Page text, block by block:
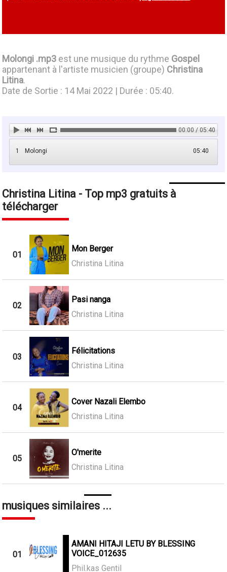
Molongi .mp3 est une musique du rythme Gospel
appartenant à l'artiste musicien (groupe) Christina
Litina.
Date de Sortie : 14 Mai 2022 | Durée : 05:40.
00:00 / 05:40
1 05:40
Molongi
Christina Litina - Top mp3 gratuits à
télécharger
01
Mon Berger
Christina Litina
02
Pasi nanga
Christina Litina
03
Félicitations
Christina Litina
04
Cover Nazali Elembo
Christina Litina
05
O'merite
Christina Litina
musiques similaires ...
01
AMANI HITAJI LETU BY BLESSING
VOICE_012635
Phil.kas Gentil